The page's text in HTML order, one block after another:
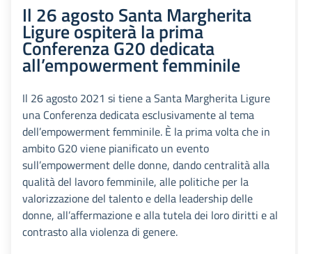
Il 26 agosto Santa Margherita
Ligure ospiterà la prima
Conferenza G20 dedicata
all’empowerment femminile
Il 26 agosto 2021 si tiene a Santa Margherita Ligure
una Conferenza dedicata esclusivamente al tema
dell’empowerment femminile. È la prima volta che in
ambito G20 viene pianificato un evento
sull’empowerment delle donne, dando centralità alla
qualità del lavoro femminile, alle politiche per la
valorizzazione del talento e della leadership delle
donne, all’affermazione e alla tutela dei loro diritti e al
contrasto alla violenza di genere.